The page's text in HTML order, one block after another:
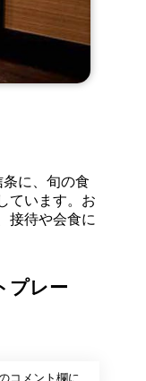
に、旬の食
ています。お
接待や会食に
プレー
コメント欄に